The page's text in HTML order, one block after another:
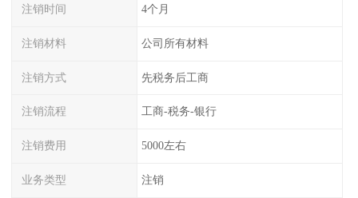
注销时间 4个月
注销材料 公司所有材料
注销方式 先税务后工商
注销流程 工商-税务-银行
注销费用 5000左右
业务类型 注销